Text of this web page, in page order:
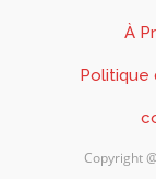
À
Politique
Copyright